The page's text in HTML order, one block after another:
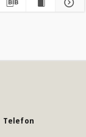
Telefon